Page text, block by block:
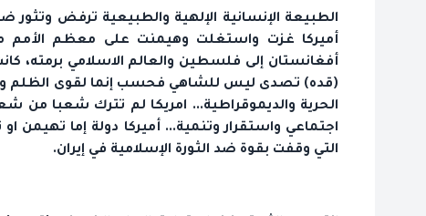
الطبيعة الإنسانية الإلهية والطبيعية ترفض وتثور
أميركا غزت واستغلت وهيمنت على معظم الأمم
أفغانستان إلى فلسطين والعالم الاسلامي برمته،
(قده) تصدى ليس للشاهي فحسب إنما لقوى الظلم
الحرية والديموقراطية... امريكا لم تترك شعبا من
اجتماعي واستقرار وتنمية... أميركا دولة إما تهيمن
التي وقفت بقوة ضد الثورة الإسلامية في إيران.